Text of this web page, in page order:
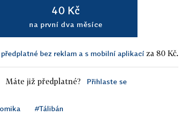
40 Kč
na první dva měsíce
předplatné bez reklam a s mobilní aplikací za 80 Kč.
Máte již předplatné? Přihlaste se
#Tálibán